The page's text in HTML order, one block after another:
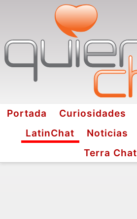
Portada Curiosidades
LatinChat
Noticias
Terra Chat